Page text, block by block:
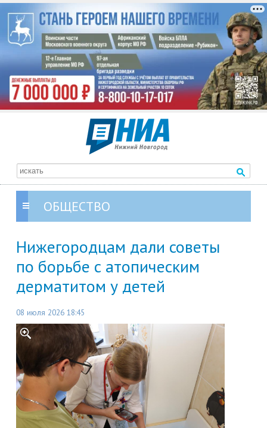
ОБЩЕСТВО
Нижегородцам дали советы
по борьбе с атопическим
дерматитом у детей
08 июля 2026 18:45